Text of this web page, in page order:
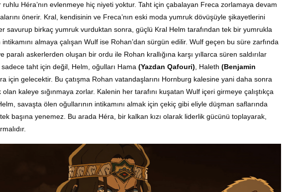
Héra’nın evlenmeye hiç niyeti yoktur. Taht için çabalayan Freca zorlamaya devam
önerir. Kral, kendisinin ve Freca’nın eski moda yumruk dövüşüyle ​​şikayetlerini
savurup birkaç yumruk vurduktan sonra, güçlü Kral Helm tarafından tek bir yumrukla
intikamını almaya çalışan Wulf ise Rohan’dan sürgün edilir. Wulf geçen bu süre zarfında
askerlerden oluşan bir ordu ile Rohan krallığına karşı yıllarca süren saldırılar
sadece taht için değil, Helm, oğulları Hama (Yazdan Qafouri), Haleth (Benjamin
için gelecektir. Bu çatışma Rohan vatandaşlarını Hornburg kalesine yani daha sonra
olan kaleye sığınmaya zorlar. Kalenin her tarafını kuşatan Wulf içeri girmeye çalıştıkça
savaşta ölen oğullarının intikamını almak için çekiç gibi eliyle düşman saflarında
başına yenemez. Bu arada Héra, bir kalkan kızı olarak liderlik gücünü toplayarak,